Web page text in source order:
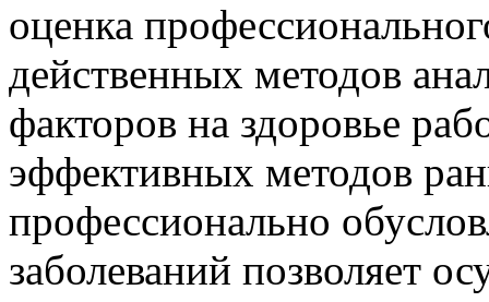
оценка
действенных методов
факторов на здоровье
эффективных методов
профессионально
заболеваний позволяет